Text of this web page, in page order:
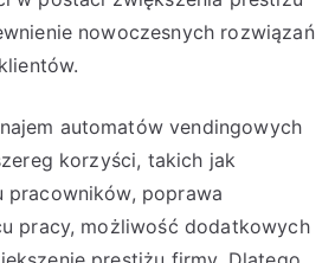
nowoczesnych rozwiązań
automatów vendingowych
korzyści, takich jak
pracowników, poprawa
pracy, możliwość dodatkowych